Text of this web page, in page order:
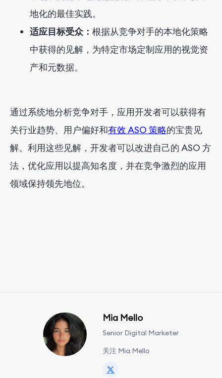
地化的最佳实践。
适应目标受众： 根据从竞争对手的本地化策略
中获得的见解，为特定市场定制应用的视觉资
产和元数据。
通过系统地分析竞争对手，应用开发者可以获得有
关行业趋势、用户偏好和有效 ASO 策略的宝贵见
解。利用这些见解，开发者可以改进自己的 ASO 方
法，优化应用以提高知名度，并在竞争激烈的应用
领域保持领先地位。
Mia Mello
Senior Digital Marketer
关注 Mia Mello